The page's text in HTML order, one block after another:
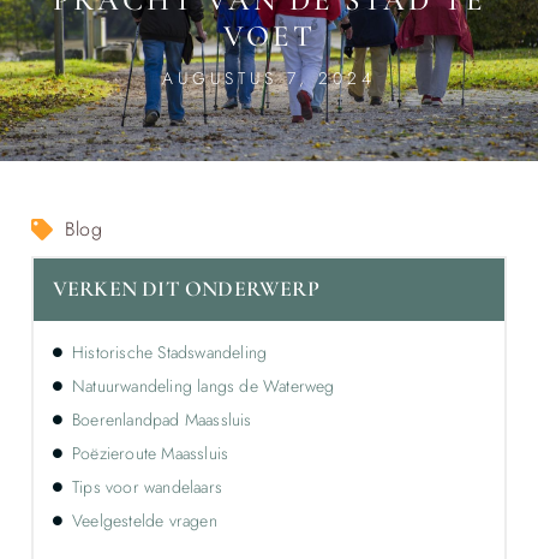
VOET
AUGUSTUS 7, 2024
Blog
VERKEN DIT ONDERWERP
Historische Stadswandeling
Natuurwandeling langs de Waterweg
Boerenlandpad Maassluis
Poëzieroute Maassluis
Tips voor wandelaars
Veelgestelde vragen